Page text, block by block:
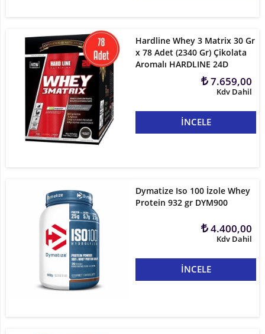
Hardline Whey 3 Matrix 30 Gr
x 78 Adet (2340 Gr) Çikolata
Aromalı HARDLINE 24D
7.659,00
Kdv Dahil
İNCELE
Dymatize Iso 100 İzole Whey
Protein 932 gr DYM900
4.400,00
Kdv Dahil
İNCELE